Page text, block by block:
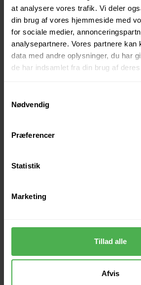
at analysere vores trafik. Vi deler
din brug af vores hjemmeside med
for sociale medier,
analysepartnere. Vores partnere kan
data med andre oplysninger, du har
de har indsamlet fra din brug af
Nødvendig
Præferencer
Statistik
Marketing
Tillad alle
Afvis
Lignende produkter